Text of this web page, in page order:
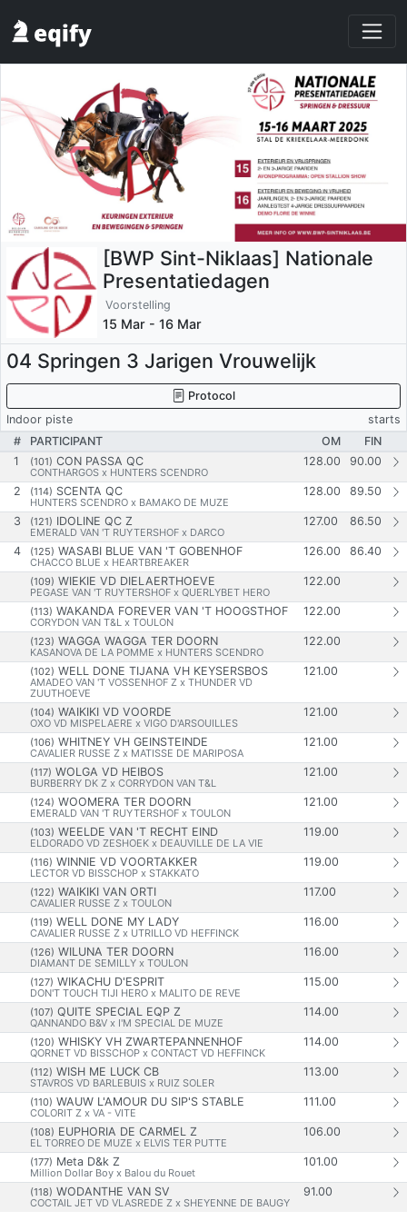
[BWP Sint-Niklaas] Nationale
Presentatiedagen
Voorstelling
15 Mar - 16 Mar
04 Springen 3 Jarigen Vrouwelijk
Protocol
Indoor piste
starts
#
PARTICIPANT OM
FIN
1
(101) CON PASSA QC
CONTHARGOS x HUNTERS SCENDRO
128.00 90.00
2 (114) SCENTA QC
HUNTERS SCENDRO x BAMAKO DE MUZE
128.00 89.50
3 (121) IDOLINE QC Z
EMERALD VAN 'T RUYTERSHOF x DARCO
127.00 86.50
4 (125) WASABI BLUE VAN 'T GOBENHOF
CHACCO BLUE x HEARTBREAKER
126.00 86.40
(109) WIEKIE VD DIELAERTHOEVE
PEGASE VAN 'T RUYTERSHOF x QUERLYBET HERO
122.00
(113) WAKANDA FOREVER VAN 'T HOOGSTHOF
CORYDON VAN T&L x TOULON
122.00
(123) WAGGA WAGGA TER DOORN
KASANOVA DE LA POMME x HUNTERS SCENDRO
122.00
(102) WELL DONE TIJANA VH KEYSERSBOS
AMADEO VAN 'T VOSSENHOF Z x THUNDER VD
ZUUTHOEVE
121.00
(104) WAIKIKI VD VOORDE
OXO VD MISPELAERE x VIGO D'ARSOUILLES
121.00
(106) WHITNEY VH GEINSTEINDE
CAVALIER RUSSE Z x MATISSE DE MARIPOSA
121.00
(117) WOLGA VD HEIBOS
BURBERRY DK Z x CORRYDON VAN T&L
121.00
(124) WOOMERA TER DOORN
EMERALD VAN 'T RUYTERSHOF x TOULON
121.00
(103) WEELDE VAN 'T RECHT EIND
ELDORADO VD ZESHOEK x DEAUVILLE DE LA VIE
119.00
(116) WINNIE VD VOORTAKKER
LECTOR VD BISSCHOP x STAKKATO
119.00
(122) WAIKIKI VAN ORTI
CAVALIER RUSSE Z x TOULON
117.00
(119) WELL DONE MY LADY
CAVALIER RUSSE Z x UTRILLO VD HEFFINCK
116.00
(126) WILUNA TER DOORN
DIAMANT DE SEMILLY x TOULON
116.00
(127) WIKACHU D'ESPRIT
DON'T TOUCH TIJI HERO x MALITO DE REVE
115.00
(107) QUITE SPECIAL EQP Z
QANNANDO B&V x I'M SPECIAL DE MUZE
114.00
(120) WHISKY VH ZWARTEPANNENHOF
QORNET VD BISSCHOP x CONTACT VD HEFFINCK
114.00
(112) WISH ME LUCK CB
STAVROS VD BARLEBUIS x RUIZ SOLER
113.00
(110) WAUW L'AMOUR DU SIP'S STABLE
COLORIT Z x VA - VITE
111.00
(108) EUPHORIA DE CARMEL Z
EL TORREO DE MUZE x ELVIS TER PUTTE
106.00
(177) Meta D&k Z
Million Dollar Boy x Balou du Rouet
101.00
(118) WODANTHE VAN SV
COCTAIL JET VD VLASREDE Z x SHEYENNE DE BAUGY
91.00